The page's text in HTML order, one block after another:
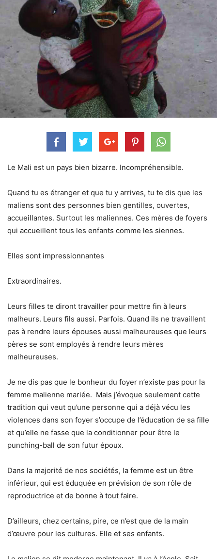
Le Mali est un pays bien bizarre. Incompréhensible.
Quand tu es étranger et que tu y arrives, tu te dis que les
maliens sont des personnes bien gentilles, ouvertes,
accueillantes. Surtout les maliennes. Ces mères de foyers
qui accueillent tous les enfants comme les siennes.
Elles sont impressionnantes
Extraordinaires.
Leurs filles te diront travailler pour mettre fin à leurs
malheurs. Leurs fils aussi. Parfois. Quand ils ne travaillent
pas à rendre leurs épouses aussi malheureuses que leurs
pères se sont employés à rendre leurs mères
malheureuses.
Je ne dis pas que le bonheur du foyer n’existe pas pour la
femme malienne mariée. Mais j’évoque seulement cette
tradition qui veut qu’une personne qui a déjà vécu les
violences dans son foyer s’occupe de l’éducation de sa fille
et qu’elle ne fasse que la conditionner pour être le
punching-ball de son futur époux.
Dans la majorité de nos sociétés, la femme est un être
inférieur, qui est éduquée en prévision de son rôle de
reproductrice et de bonne à tout faire.
D’ailleurs, chez certains, pire, ce n’est que de la main
d’œuvre pour les cultures. Elle et ses enfants.